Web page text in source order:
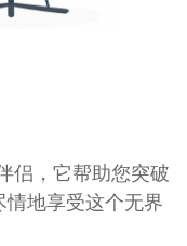
侣，它帮助您突破
地享受这个无界